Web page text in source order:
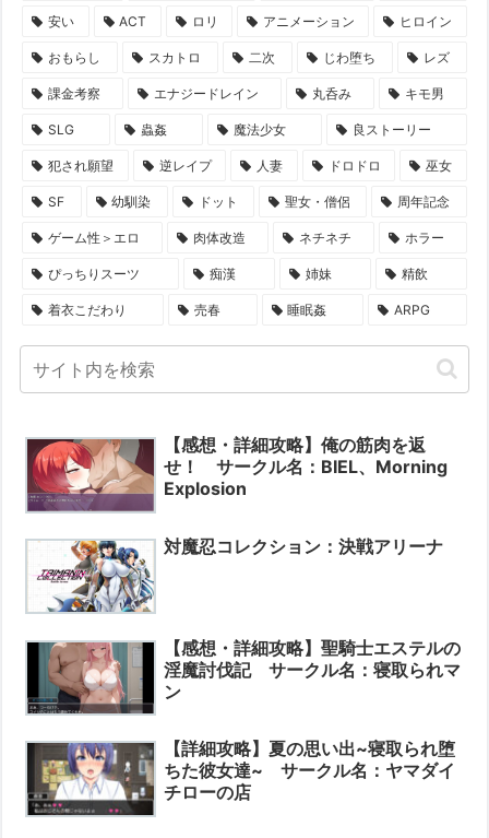
安い ACT ロリ アニメーション ヒロイン
おもらし スカトロ 二次 じわ堕ち レズ
課金考察 エナジードレイン 丸呑み キモ男
SLG 蟲姦 魔法少女 良ストーリー
犯され願望 逆レイプ 人妻 ドロドロ 巫女
SF 幼馴染 ドット 聖女・僧侶 周年記念
ゲーム性＞エロ 肉体改造 ネチネチ ホラー
ぴっちりスーツ 痴漢 姉妹 精飲
着衣こだわり 売春 睡眠姦 ARPG
【感想・詳細攻略】俺の筋肉を返
せ！ サークル名：BIEL、Morning
Explosion
対魔忍コレクション：決戦アリーナ
【感想・詳細攻略】聖騎士エステルの
淫魔討伐記 サークル名：寝取られマ
ン
【詳細攻略】夏の思い出~寝取られ堕
ちた彼女達~ サークル名：ヤマダイ
チローの店